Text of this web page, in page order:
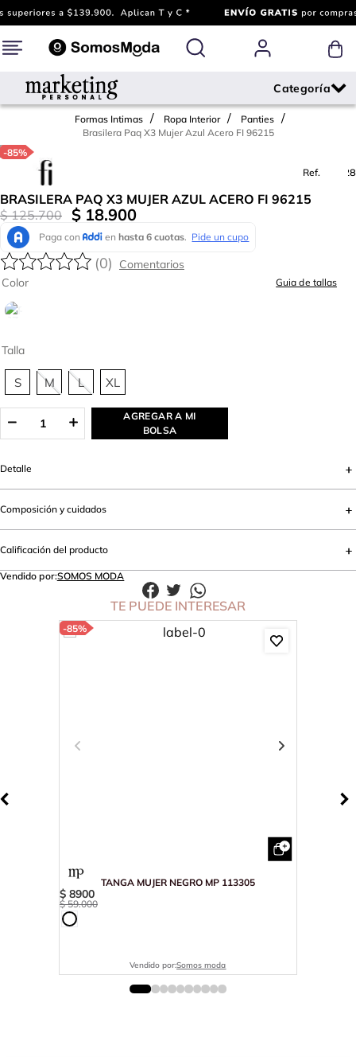
Formas Intimas Ropa Interior
Panties
Brasilera Paq X3 Mujer Azul Acero FI 96215
-85%
Ref.
677328
BRASILERA PAQ X3 MUJER AZUL ACERO FI 96215
$ 125.700 $ 18.900
(0)
Talla
S M L XL
Color Guia de tallas
AGREGAR A MI
BOLSA
Detalle
Composición y cuidados
Calificación del producto
Vendido por:SOMOS MODA
TE PUEDE INTERESAR
-85%
TANGA MUJER NEGRO MP 113305
$ 8900
$ 59.000
Vendido por:Somos moda